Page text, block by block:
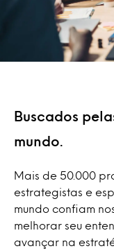
Buscados
mundo.
Mais de 50.000
estrategistas e
mundo confiam
melhorar seu
avançar na